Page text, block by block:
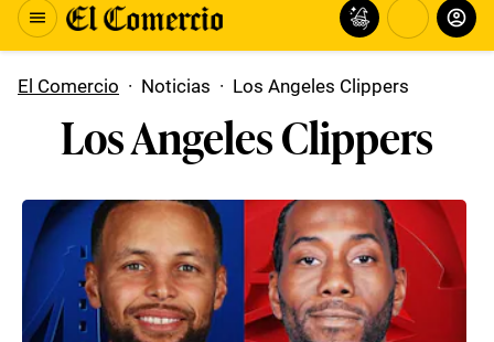
El Comercio · Noticias · Los Angeles Clippers
Los Angeles Clippers